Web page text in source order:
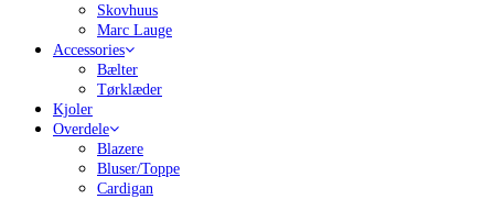
Skovhuus
Marc Lauge
Accessories
Bælter
Tørklæder
Kjoler
Overdele
Blazere
Bluser/Toppe
Cardigan